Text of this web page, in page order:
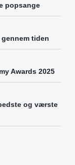
popsange
tiden
Awards 2025
og værste